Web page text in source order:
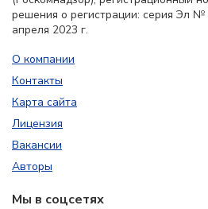
решения о регистрации: серия Эл
апреля 2023 г.
О компании
Контакты
Карта сайта
Лицензия
Вакансии
Авторы
Мы в соцсетях